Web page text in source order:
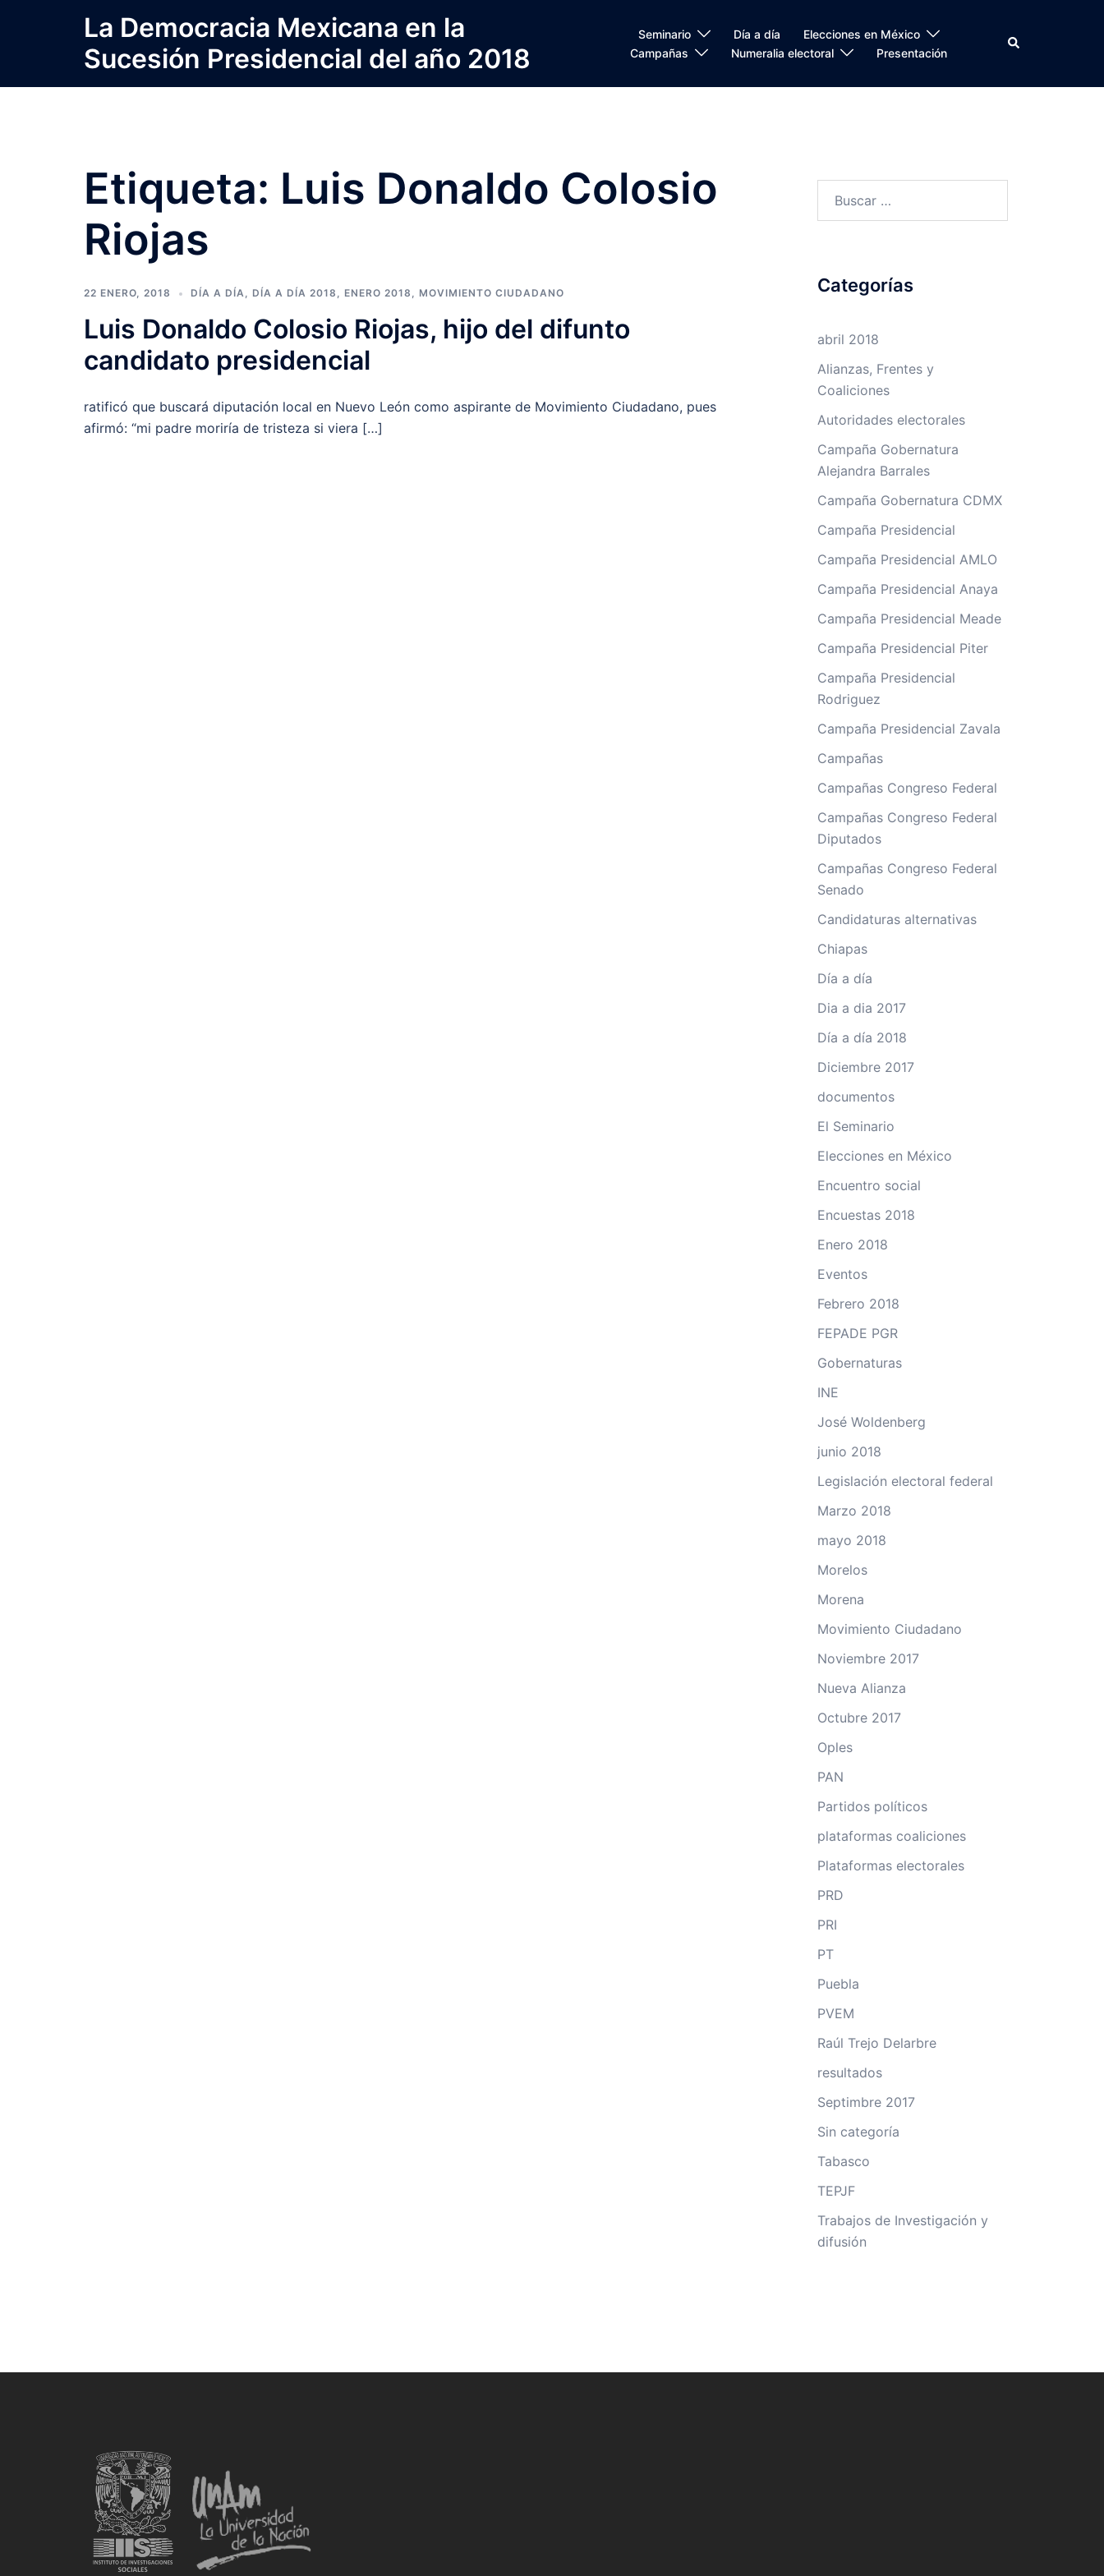
La Democracia Mexicana en la
Sucesión Presidencial del año 2018
Seminario Día a día
Elecciones en México
Campañas
Numeralia electoral Presentación
Search
Etiqueta: Luis Donaldo Colosio
Riojas
22 ENERO, 2018 DÍA A DÍA, DÍA A DÍA 2018 , ENERO 2018 , MOVIMIENTO CIUDADANO
Luis Donaldo Colosio Riojas, hijo del difunto
candidato presidencial
ratificó que buscará diputación local en Nuevo León como aspirante de Movimiento Ciudadano, pues
afirmó: “mi padre moriría de tristeza si viera […]
Categorías
abril 2018
Alianzas, Frentes y
Coaliciones
Autoridades electorales
Campaña Gobernatura
Alejandra Barrales
Campaña Gobernatura CDMX
Campaña Presidencial
Campaña Presidencial AMLO
Campaña Presidencial Anaya
Campaña Presidencial Meade
Campaña Presidencial Piter
Campaña Presidencial
Rodriguez
Campaña Presidencial Zavala
Campañas
Campañas Congreso Federal
Campañas Congreso Federal
Diputados
Campañas Congreso Federal
Senado
Candidaturas alternativas
Chiapas
Día a día
Dia a dia 2017
Día a día 2018
Diciembre 2017
documentos
El Seminario
Elecciones en México
Encuentro social
Encuestas 2018
Enero 2018
Eventos
Febrero 2018
FEPADE PGR
Gobernaturas
INE
José Woldenberg
junio 2018
Legislación electoral federal
Marzo 2018
mayo 2018
Morelos
Morena
Movimiento Ciudadano
Noviembre 2017
Nueva Alianza
Octubre 2017
Oples
PAN
Partidos políticos
plataformas coaliciones
Plataformas electorales
PRD
PRI
PT
Puebla
PVEM
Raúl Trejo Delarbre
resultados
Septimbre 2017
Sin categoría
Tabasco
TEPJF
Trabajos de Investigación y
difusión